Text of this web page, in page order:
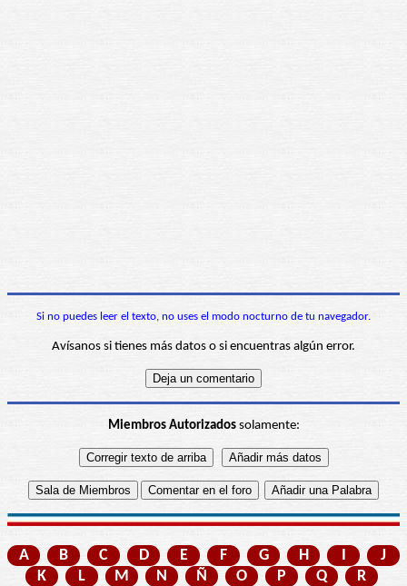
Si no puedes leer el texto, no uses el modo nocturno de tu navegador.
Avísanos si tienes más datos o si encuentras algún error.
Miembros Autorizadossolamente:
A B C D E F G H
J
K
L M N Ñ O P Q
R